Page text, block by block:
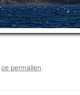
ce permalien.